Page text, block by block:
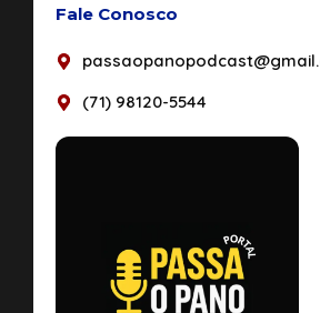
Fale Conosco
(71) 98120-5544